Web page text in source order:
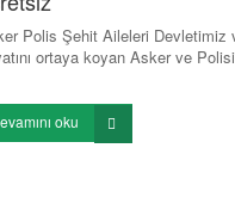
Polis Şehit Aileleri Devletimiz
ortaya koyan Asker ve
oku